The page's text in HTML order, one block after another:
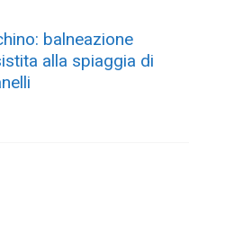
balneazione
alla spiaggia di